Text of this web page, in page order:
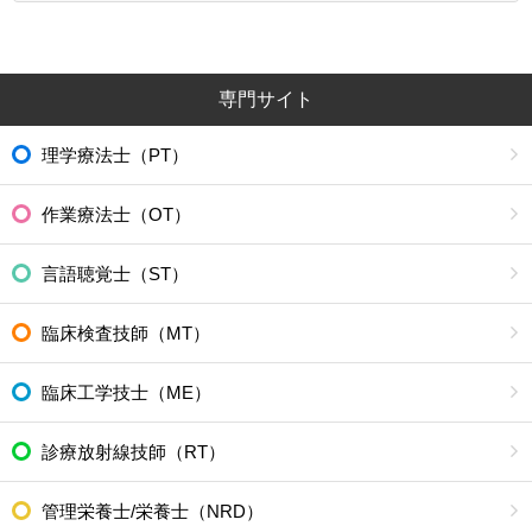
専門サイト
理学療法士（PT）
作業療法士（OT）
言語聴覚士（ST）
臨床検査技師（MT）
臨床工学技士（ME）
診療放射線技師（RT）
管理栄養士/栄養士（NRD）